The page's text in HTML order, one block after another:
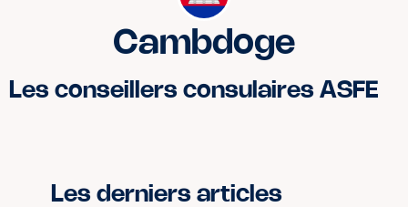
Cambdoge
Les conseillers consulaires ASFE
Les derniers articles